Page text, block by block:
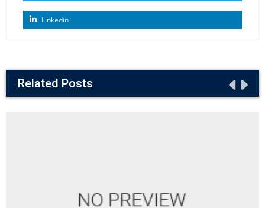
Linkedin
Related Posts